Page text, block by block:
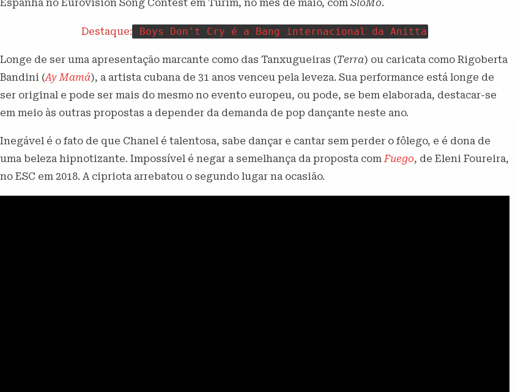
Espanha no Eurovision Song Contest em Turim, no mês de maio, com SloMo.
Destaque: Boys Don't Cry é a Bang internacional da Anitta
Longe de ser uma apresentação marcante como das Tanxugueiras (Terra) ou caricata como Rigoberta
Bandini (Ay Mamá), a artista cubana de 31 anos venceu pela leveza. Sua performance está longe de
ser original e pode ser mais do mesmo no evento europeu, ou pode, se bem elaborada, destacar-se
em meio às outras propostas a depender da demanda de pop dançante neste ano.
Inegável é o fato de que Chanel é talentosa, sabe dançar e cantar sem perder o fôlego, e é dona de
uma beleza hipnotizante. Impossível é negar a semelhança da proposta comFuego, de Eleni Foureira,
no ESC em 2018. A cipriota arrebatou o segundo lugar na ocasião.